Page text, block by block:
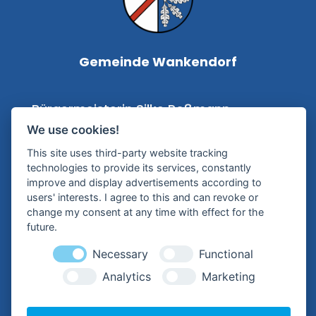
Gemeinde Wankendorf
Bürgermeisterin Silke Roßmann
Kampstraße 1
24601 Wankendorf
Tel.:+49 (0) 4326 – 99 79-0
Mail:
buergermeisterin@wankendorf.de
Hilfreiche Links
We use cookies!
This site uses third-party website tracking
technologies to provide its services, constantly
improve and display advertisements according to
users' interests. I agree to this and can revoke or
change my consent at any time with effect for the
future.
Necessary
Functional
Analytics
Marketing